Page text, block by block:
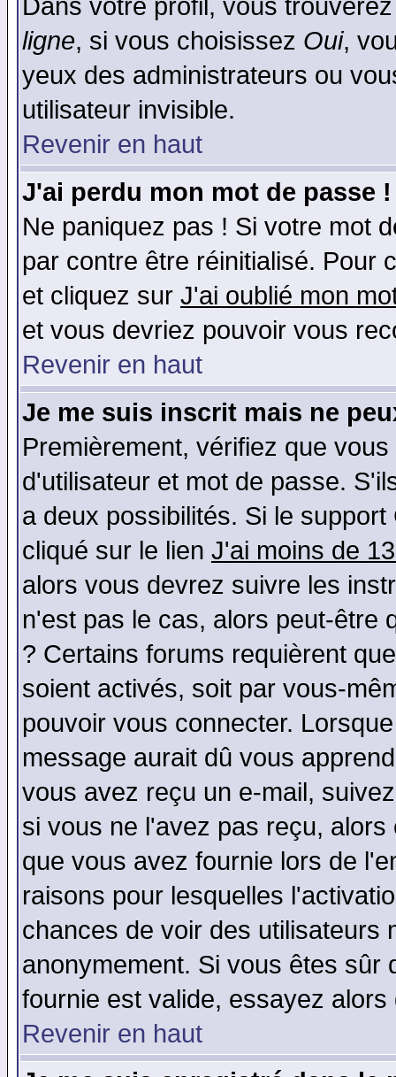
Dans votre profil, vous
ligne, si vous choisissez Oui,
yeux des administrateurs ou
utilisateur invisible.
Revenir en haut
J'ai perdu mon mot de passe !
Ne paniquez pas ! Si votre mot
par contre être réinitialisé. Pour
et cliquez sur J'ai oublié mon
et vous devriez pouvoir vous
Revenir en haut
Je me suis inscrit mais ne
Premièrement, vérifiez que
d'utilisateur et mot de passe.
a deux possibilités. Si le
cliqué sur le lien J'ai moins de
alors vous devrez suivre les
n'est pas le cas, alors peut-être
? Certains forums requièrent
soient activés, soit par vous-
pouvoir vous connecter.
message aurait dû vous
vous avez reçu un e-mail,
si vous ne l'avez pas reçu,
que vous avez fournie lors de
raisons pour lesquelles
chances de voir des utilisateurs
anonymement. Si vous êtes sûr
fournie est valide, essayez
Revenir en haut